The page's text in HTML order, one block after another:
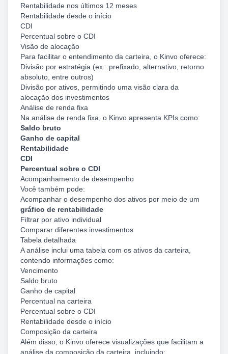
Rentabilidade nos últimos 12 meses
Rentabilidade desde o início
CDI
Percentual sobre o CDI
Visão de alocação
Para facilitar o entendimento da carteira, o Kinvo oferece:
Divisão por estratégia (ex.: prefixado, alternativo, retorno
absoluto, entre outros)
Divisão por ativos, permitindo uma visão clara da
alocação dos investimentos
Análise de renda fixa
Na análise de renda fixa, o Kinvo apresenta KPIs como:
Saldo bruto
Ganho de capital
Rentabilidade
CDI
Percentual sobre o CDI
Acompanhamento de desempenho
Você também pode:
Acompanhar o desempenho dos ativos por meio de um
gráfico de rentabilidade
Filtrar por ativo individual
Comparar diferentes investimentos
Tabela detalhada
A análise inclui uma tabela com os ativos da carteira,
contendo informações como:
Vencimento
Saldo bruto
Ganho de capital
Percentual na carteira
Percentual sobre o CDI
Rentabilidade desde o início
Composição da carteira
Além disso, o Kinvo oferece visualizações que facilitam a
análise da composição da carteira, incluindo: